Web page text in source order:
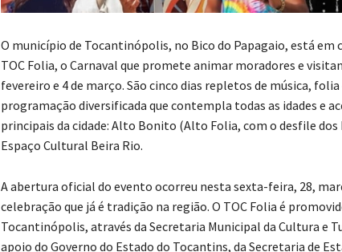
O município de Tocantinópolis, no Bico do Papagaio, está em
TOC Folia, o Carnaval que promete animar moradores e
fevereiro e 4 de março. São cinco dias repletos de música,
programação diversificada que contempla todas as idades e
principais da cidade: Alto Bonito (Alto Folia, com o desfile dos
Espaço Cultural Beira Rio.
A abertura oficial do evento ocorreu nesta sexta-feira, 28,
celebração que já é tradição na região. O TOC Folia é
Tocantinópolis, através da Secretaria Municipal da Cultura e
apoio do Governo do Estado do Tocantins, da Secretaria de